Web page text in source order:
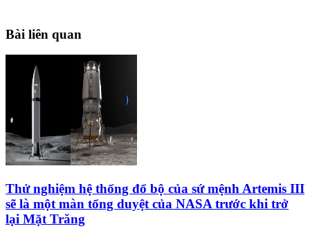
Bài liên quan
Thử nghiệm hệ thống đổ bộ của sứ mệnh Artemis III
sẽ là một màn tổng duyệt của NASA trước khi trở
lại Mặt Trăng